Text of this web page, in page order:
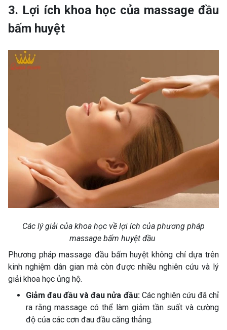
3. Lợi ích khoa học của massage đầu
bấm huyệt
Các lý giải của khoa học về lợi ích của phương pháp
massage bấm huyệt đầu
Phương pháp massage đầu bấm huyệt không chỉ dựa trên
kinh nghiệm dân gian mà còn được nhiều nghiên cứu và lý
giải khoa học ủng hộ.
Giảm đau đầu và đau nửa đầu:Các nghiên cứu đã chỉ
ra rằng massage có thể làm giảm tần suất và cường
độ của các cơn đau đầu căng thẳng.